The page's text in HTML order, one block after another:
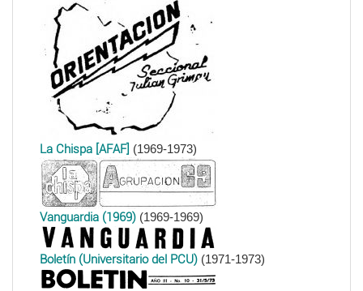
La Chispa [AFAF] (1969-1973)
Vanguardia (1969) (1969-1969)
Boletín (Universitario del PCU) (1971-1973)